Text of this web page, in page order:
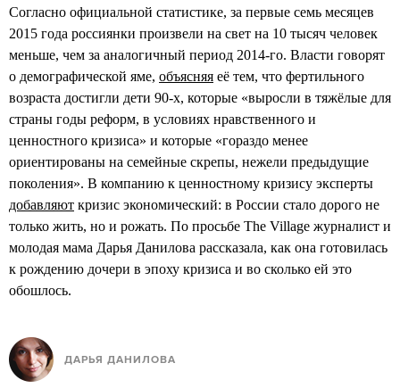
Согласно официальной статистике, за первые семь месяцев
2015 года россиянки произвели на свет на 10 тысяч человек
меньше, чем за аналогичный период 2014-го. Власти говорят
о демографической яме, объясняя её тем, что фертильного
возраста достигли дети 90-х, которые «выросли в тяжёлые для
страны годы реформ, в условиях нравственного и
ценностного кризиса» и которые «гораздо менее
ориентированы на семейные скрепы, нежели предыдущие
поколения». В компанию к ценностному кризису эксперты
добавляют кризис экономический: в России стало дорого не
только жить, но и рожать. По просьбе The Village журналист и
молодая мама Дарья Данилова рассказала, как она готовилась
к рождению дочери в эпоху кризиса и во сколько ей это
обошлось.
ДАРЬЯ ДАНИЛОВА